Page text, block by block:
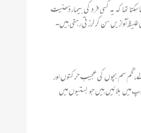
تھا کہ یہ کسی فرد کی بیمار ذھنیت
آوازیں سن کر لرزتی رہتی ہیں۔
گم سم بچوں کی عجیب حرکتوں اور
میں بلائیں ہیں جو بستیوں میں